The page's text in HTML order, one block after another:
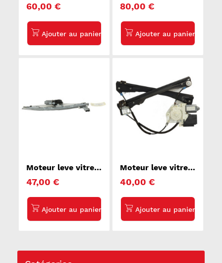
VOLKSWAGEN
60,00 €
PEUGEOT 308 3
80,00 €
Moteur leve vitre
PEUGEOT 207
47,00 €
Moteur leve vitre
IBIZA 3
40,00 €